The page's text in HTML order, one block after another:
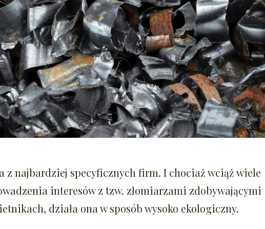
z najbardziej specyficznych firm. I chociaż wciąż wiele
interesów z tzw. złomiarzami zdobywającymi
działa ona w sposób wysoko ekologiczny.